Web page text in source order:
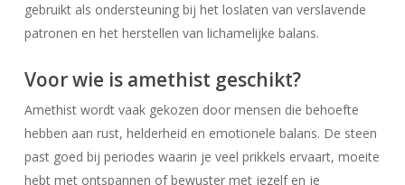
gebruikt als ondersteuning bij het loslaten van verslavende
patronen en het herstellen van lichamelijke balans.
Voor wie is amethist geschikt?
Amethist wordt vaak gekozen door mensen die behoefte
hebben aan rust, helderheid en emotionele balans. De steen
past goed bij periodes waarin je veel prikkels ervaart, moeite
hebt met ontspannen of bewuster met jezelf en je